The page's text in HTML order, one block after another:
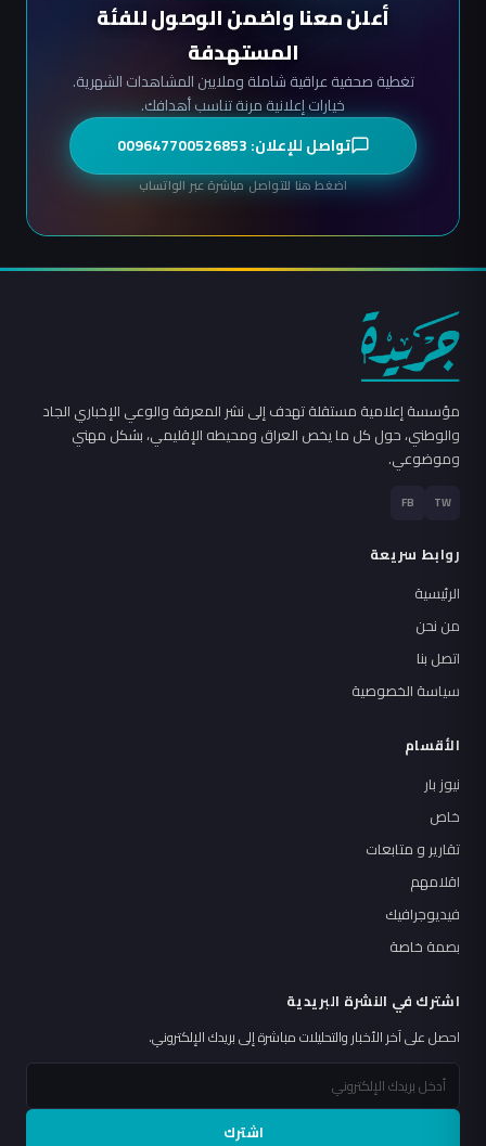
أعلن معنا واضمن الوصول للفئة
المستهدفة
تغطية صحفية عراقية شاملة وملايين المشاهدات الشهرية.
خيارات إعلانية مرنة تناسب أهدافك.
تواصل للإعلان: 009647700526853
اضغط هنا للتواصل مباشرة عبر الواتساب
مؤسسة إعلامية مستقلة تهدف إلى نشر المعرفة والوعي الإخباري الجاد
والوطني، حول كل ما يخص العراق ومحيطه الإقليمي، بشكل مهني
وموضوعي.
TW
FB
روابط سريعة
الرئيسية
من نحن
اتصل بنا
سياسة الخصوصية
الأقسام
نيوز بار
خاص
تقارير و متابعات
اقلامهم
فيديوجرافيك
بصمة خاصة
اشترك في النشرة البريدية
احصل على آخر الأخبار والتحليلات مباشرة إلى بريدك الإلكتروني.
اشترك